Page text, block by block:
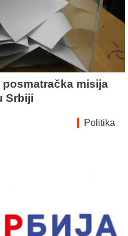
posmatračka misija
Srbiji
Politika